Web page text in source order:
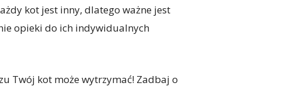
kot jest inny, dlatego ważne jest
opieki do ich indywidualnych
Twój kot może wytrzymać! Zadbaj o